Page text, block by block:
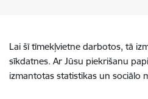
Lai šī tīmekļvietne darbotos, tā
sīkdatnes. Ar Jūsu piekrišanu
izmantotas statistikas un sociālo